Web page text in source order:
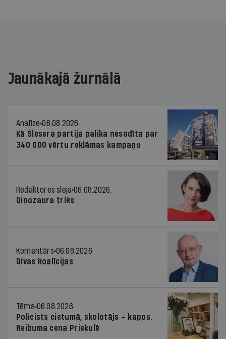
Jaunākajā žurnālā
Analīze 06.08.2026.
Kā Šlesera partija palika nesodīta par
340 000 vērtu reklāmas kampaņu
Redaktores sleja 06.08.2026.
Dinozaura triks
Komentārs 06.08.2026.
Divas koalīcijas
Tēma 06.08.2026.
Policists cietumā, skolotājs – kapos.
Reibuma cena Priekulē